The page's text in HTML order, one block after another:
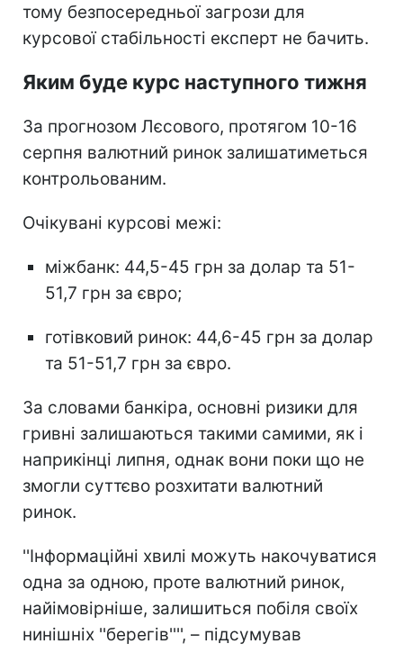
тому безпосередньої загрози для
курсової стабільності експерт не бачить.
Яким буде курс наступного тижня
За прогнозом Лєсового, протягом 10-16
серпня валютний ринок залишатиметься
контрольованим.
Очікувані курсові межі:
міжбанк: 44,5-45 грн за долар та 51-
51,7 грн за євро;
готівковий ринок: 44,6-45 грн за долар
та 51-51,7 грн за євро.
За словами банкіра, основні ризики для
гривні залишаються такими самими, як і
наприкінці липня, однак вони поки що не
змогли суттєво розхитати валютний
ринок.
''Інформаційні хвилі можуть накочуватися
одна за одною, проте валютний ринок,
найімовірніше, залишиться побіля своїх
нинішніх ''берегів'''', – підсумував